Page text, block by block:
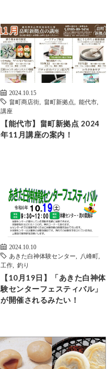
2024.10.15
畠町商店街
畠町新拠点 能代市
講座
【能代市】畠町新拠点 2024
年11月講座の案内！
2024.10.10
あきた白神体験センター
八峰町
工作
釣り
【10月19日】「あきた白神体
験センターフェスティバル」
が開催されるみたい！